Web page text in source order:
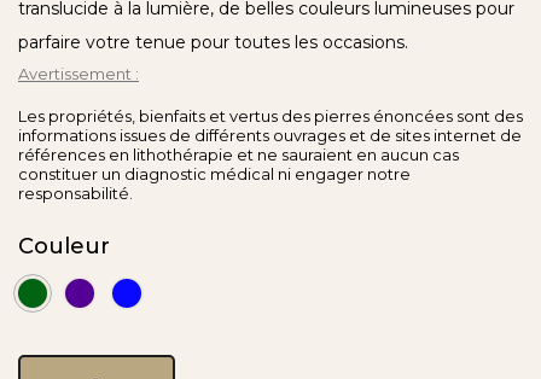
translucide à la lumière, de belles couleurs lumineuses pour
parfaire votre tenue pour toutes les occasions.
Avertissement :
Les propriétés, bienfaits et vertus des pierres énoncées sont des
informations issues de différents ouvrages et de sites internet de
références en lithothérapie et ne sauraient en aucun cas
constituer un diagnostic médical ni engager notre
responsabilité.
Couleur
EmeraudeAubergine
Klein